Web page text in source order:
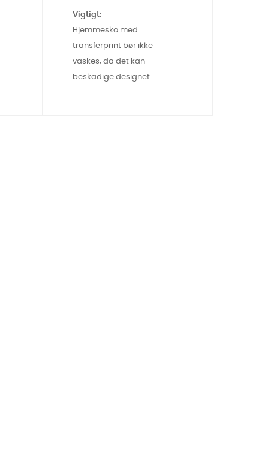
Vigtigt:
Hjemmesko med
transferprint bør ikke
vaskes, da det kan
beskadige designet.